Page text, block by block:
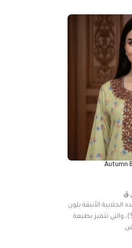
Autumn
الأنيقة بلون
الأخضر المريمي (Sage Green)، والتي تتميز بطبعة